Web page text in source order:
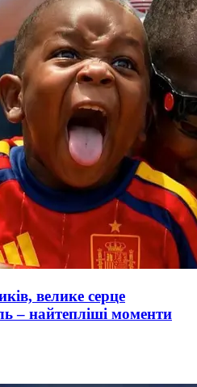
велике серце
– найтепліші моменти